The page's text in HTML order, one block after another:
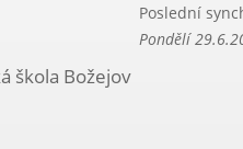
Poslední
Pondělí
škola Božejov